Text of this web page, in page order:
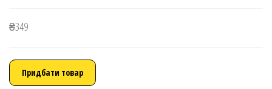
₴349
Придбати товар